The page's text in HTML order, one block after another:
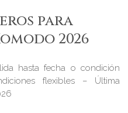
para
2026
hasta fecha o condición
flexibles – Última